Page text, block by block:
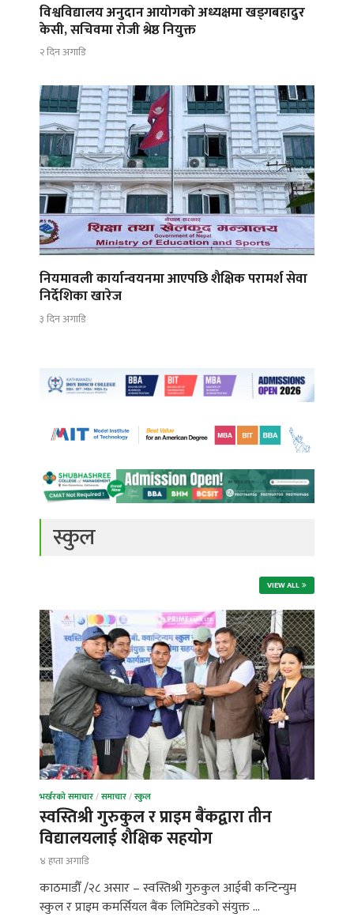
विश्वविद्यालय अनुदान आयोगको अध्यक्षमा खड्गबहादुर
केसी, सचिवमा रोजी श्रेष्ठ नियुक्त
२ दिन अगाडि
नियमावली कार्यान्वयनमा आएपछि शैक्षिक परामर्श सेवा
निर्देशिका खारेज
३ दिन अगाडि
स्कुल
VIEW ALL
भर्खरको समाचार/समाचार/स्कुल
स्वस्तिश्री गुरुकुल र प्राइम बैंकद्वारा तीन
विद्यालयलाई शैक्षिक सहयोग
४ हप्ता अगाडि
काठमाडौँ /२८ असार – स्वस्तिश्री गुरुकुल आईबी कन्टिन्युम
स्कुल र प्राइम कमर्सियल बैंक लिमिटेडको संयुक्त …